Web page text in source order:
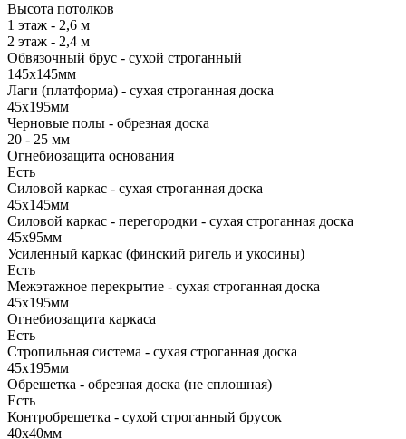
Высота потолков
1 этаж - 2,6 м
2 этаж - 2,4 м
Обвязочный брус - сухой строганный
145х145мм
Лаги (платформа) - сухая строганная доска
45х195мм
Черновые полы - обрезная доска
20 - 25 мм
Огнебиозащита основания
Есть
Силовой каркас - сухая строганная доска
45х145мм
Силовой каркас - перегородки - сухая строганная доска
45х95мм
Усиленный каркас (финский ригель и укосины)
Есть
Межэтажное перекрытие - сухая строганная доска
45х195мм
Огнебиозащита каркаса
Есть
Стропильная система - сухая строганная доска
45х195мм
Обрешетка - обрезная доска (не сплошная)
Есть
Контробрешетка - сухой строганный брусок
40х40мм